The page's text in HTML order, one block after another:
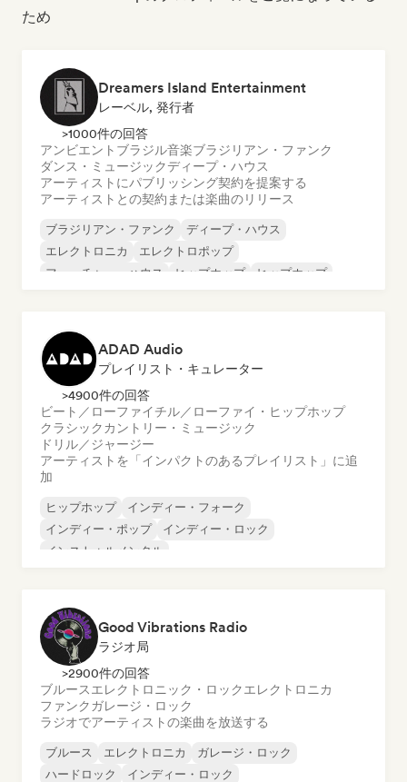
ため
Dreamers Island Entertainment
レーベル, 発行者
>1000件の回答
アンビエント ブラジル音楽ブラジリアン・ファンク
ダンス・ミュージックディープ・ハウス
アーティストにパブリッシング契約を提案する
アーティストとの契約または楽曲のリリース
ブラジリアン・ファンク
ディープ・ハウス
エレクトロニカ
エレクトロポップ
フューチャー・ハウス
ヒップホップ
ヒップホップ
ADAD Audio
プレイリスト・キュレーター
>4900件の回答
ビート／ローファイチル／ローファイ・ヒップホップ
クラシック カントリー・ミュージック
ドリル／ジャージー
アーティストを「インパクトのあるプレイリスト」に追
加
ヒップホップ
インディー・フォーク
インディー・ポップ
インディー・ロック
インストゥルメンタル
Good Vibrations Radio
ラジオ局
>2900件の回答
ブルースエレクトロニック・ロックエレクトロニカ
ファンクガレージ・ロック
ラジオでアーティストの楽曲を放送する
ブルース エレクトロニカ
ガレージ・ロック
ハードロック
インディー・ロック